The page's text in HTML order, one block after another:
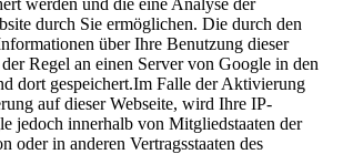
werden und die eine Analyse der
durch Sie ermöglichen. Die durch den
über Ihre Benutzung dieser
Regel an einen Server von Google in den
dort gespeichert.Im Falle der Aktivierung
auf dieser Webseite, wird Ihre IP-
jedoch innerhalb von Mitgliedstaaten der
oder in anderen Vertragsstaaten des